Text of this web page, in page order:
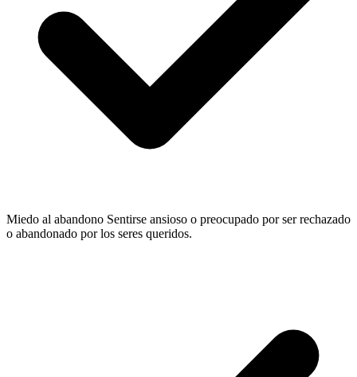
Miedo al abandono Sentirse ansioso o preocupado por ser rechazado
o abandonado por los seres queridos.